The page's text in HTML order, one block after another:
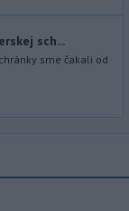
sch...
sme čakali od